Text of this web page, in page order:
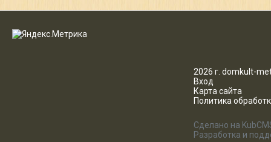
2026 г. domkult-
Вход
Карта сайта
Политика
Сделано на
Разработка и